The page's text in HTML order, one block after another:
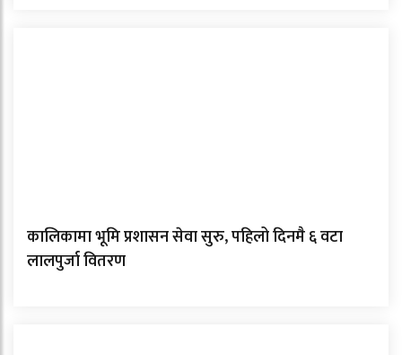
कालिकामा भूमि प्रशासन सेवा सुरु, पहिलो दिनमै ६ वटा
लालपुर्जा वितरण